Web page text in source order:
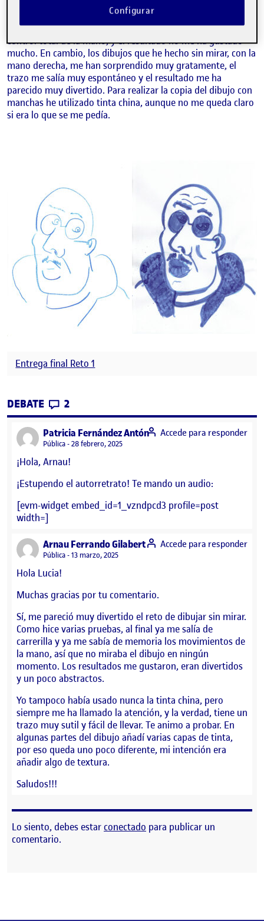
En los dibujos que he realizado con la mano izquierda he
sentido una gran impotencia y frustración al no tener el
control total de la mano, y el resultado no me ha gustado
mucho. En cambio, los dibujos que he hecho sin mirar, con la
mano derecha, me han sorprendido muy gratamente, el
trazo me salía muy espontáneo y el resultado me ha
parecido muy divertido. Para realizar la copia del dibujo con
manchas he utilizado tinta china, aunque no me queda claro
si era lo que se me pedía.
Entrega final Reto 1
DEBATE CONTRIBUTIONS
2EN FLASH 1
Patricia Fernández Antónsays:
Visibilidad:
Pública 28 febrero, 2025
¡Hola, Arnau!
¡Estupendo el autorretrato! Te mando un audio:
[evm-widget embed_id=1_vzndpcd3 profile=post
width=]
Accede para responder
Arnau Ferrando Gilabertsays:
Visibilidad:
Pública 13 marzo, 2025
Hola Lucia!
Muchas gracias por tu comentario.
Sí, me pareció muy divertido el reto de dibujar sin mirar.
Como hice varias pruebas, al final ya me salía de
carrerilla y ya me sabía de memoria los movimientos de
la mano, así que no miraba el dibujo en ningún
momento. Los resultados me gustaron, eran divertidos
y un poco abstractos.
Yo tampoco había usado nunca la tinta china, pero
siempre me ha llamado la atención, y la verdad, tiene un
trazo muy sutil y fácil de llevar. Te animo a probar. En
algunas partes del dibujo añadí varias capas de tinta,
por eso queda uno poco diferente, mi intención era
añadir algo de textura.
Saludos!!!
Accede para responder
Lo siento, debes estarconectado para publicar un
comentario.
Configurar